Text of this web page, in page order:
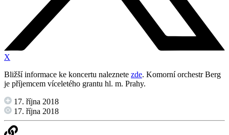
X
Bližší informace ke koncertu naleznete zde. Komorní orchestr Berg
je příjemcem víceletého grantu hl. m. Prahy.
17. října 2018
17. října 2018